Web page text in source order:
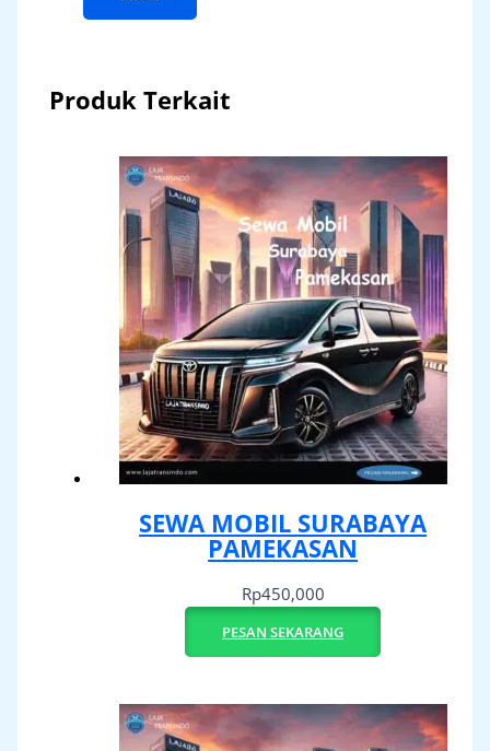
Produk Terkait
SEWA MOBIL SURABAYA
PAMEKASAN
Rp450,000
PESAN SEKARANG